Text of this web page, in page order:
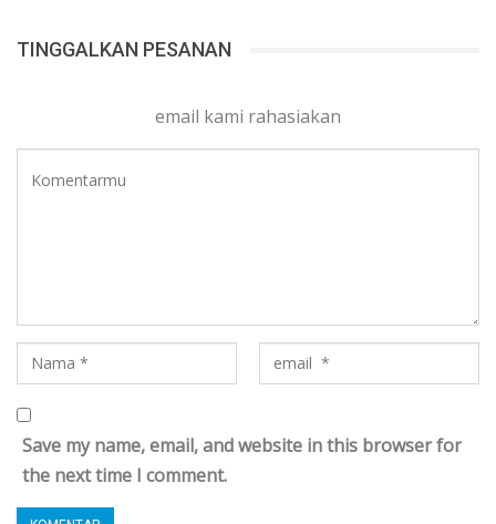
TINGGALKAN PESANAN
email kami rahasiakan
Save my name, email, and website in this browser for
the next time I comment.